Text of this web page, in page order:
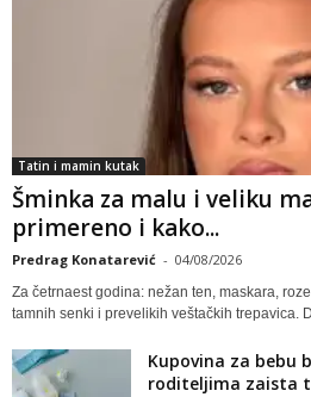
Tatin i mamin kutak
Šminka za malu i veliku
primereno i kako...
Predrag Konatarević - 04/08/2026
Za četrnaest godina: nežan ten, maskara,
tamnih senki i prevelikih veštačkih trepavica.
Kupovina za bebu
roditeljima zaista